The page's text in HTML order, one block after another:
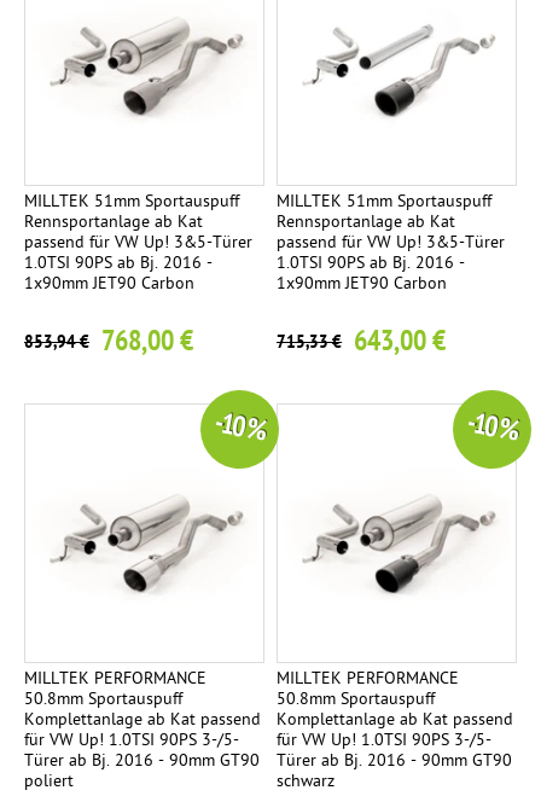
MILLTEK 51mm Sportauspuff
Rennsportanlage ab Kat
passend für VW Up! 3&5-Türer
1.0TSI 90PS ab Bj. 2016 -
1x90mm JET90 Carbon
853,94 € 768,00 €
MILLTEK 51mm Sportauspuff
Rennsportanlage ab Kat
passend für VW Up! 3&5-Türer
1.0TSI 90PS ab Bj. 2016 -
1x90mm JET90 Carbon
715,33 € 643,00 €
MILLTEK PERFORMANCE
50.8mm Sportauspuff
Komplettanlage ab Kat passend
für VW Up! 1.0TSI 90PS 3-/5-
Türer ab Bj. 2016 - 90mm GT90
poliert
-10 %
MILLTEK PERFORMANCE
50.8mm Sportauspuff
Komplettanlage ab Kat passend
für VW Up! 1.0TSI 90PS 3-/5-
Türer ab Bj. 2016 - 90mm GT90
schwarz
-10 %